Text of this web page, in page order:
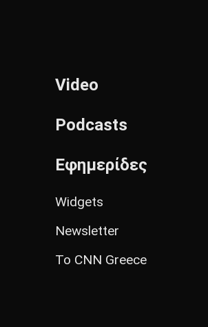
Video
Podcasts
Εφημερίδες
Widgets
Newsletter
Το CNN Greece